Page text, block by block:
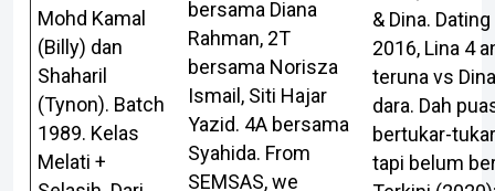
Mohd Kamal
(Billy) dan
Shaharil
(Tynon). Batch
1989. Kelas
Melati +
bersama Diana
Rahman, 2T
bersama Norisza
Ismail, Siti Hajar
Yazid. 4A bersama
Syahida. From
SEMSAS, we
& Dina.
2016, Lina 4
teruna vs
dara. Dah
bertukar-
tapi belum